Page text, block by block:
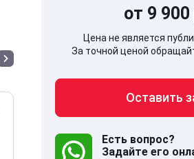
141707, Московская обл,
дом 5
от 9 900
Цена не является
За точной ценой
Оставить
Есть вопрос?
Задайте его